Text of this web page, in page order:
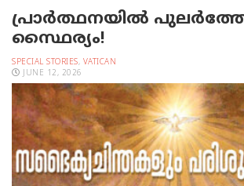
പ്രാര്‍ത്ഥനയില്‍
സ്ഥൈര്യം!
SPECIAL STORIES, VATICAN
JUNE 12, 2026